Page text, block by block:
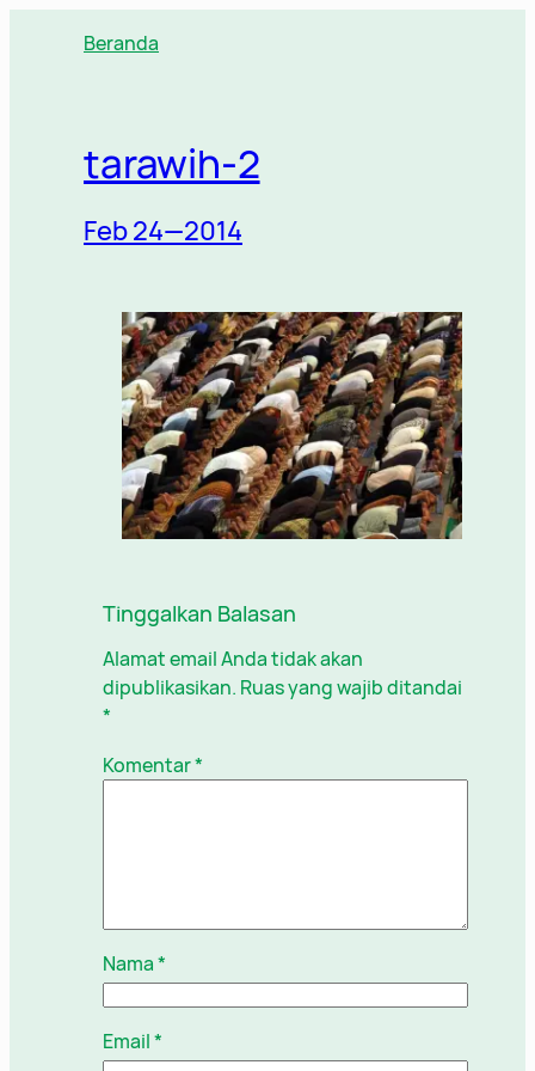
Beranda
tarawih-2
Feb 24—2014
Tinggalkan Balasan
Alamat email Anda tidak akan
dipublikasikan. Ruas yang wajib ditandai
*
Komentar*
Nama*
Email*